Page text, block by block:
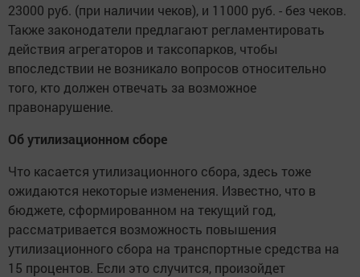
23000 руб. (при наличии чеков), и 11000 руб. - без чеков.
Также законодатели предлагают регламентировать
действия агрегаторов и таксопарков, чтобы
впоследствии не возникало вопросов относительно
того, кто должен отвечать за возможное
правонарушение.
Об утилизационном сборе
Что касается утилизационного сбора, здесь тоже
ожидаются некоторые изменения. Известно, что в
бюджете, сформированном на текущий год,
рассматривается возможность повышения
утилизационного сбора на транспортные средства на
15 процентов. Если это случится, произойдет